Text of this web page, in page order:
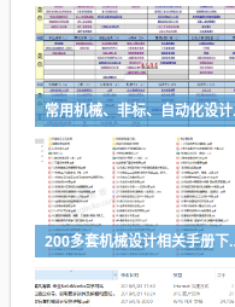
常用机
200多套机械